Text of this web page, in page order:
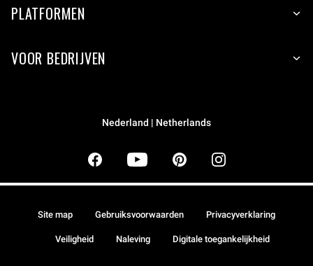
PLATFORMEN
VOOR BEDRIJVEN
Nederland | Netherlands
Site map Gebruiksvoorwaarden Privacyverklaring
Veiligheid Naleving Digitale toegankelijkheid